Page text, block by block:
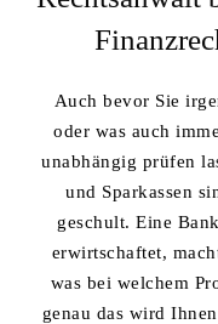
Auch bevor Sie
oder was auch
unabhängig prüfen
und Sparkassen
geschult. Eine
erwirtschaftet,
was bei welchem
genau das wird